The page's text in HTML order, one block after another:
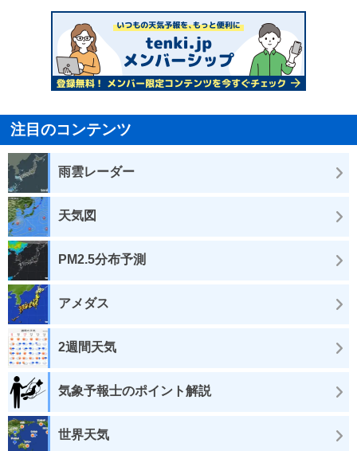
注目のコンテンツ
雨雲レーダー
天気図
PM2.5分布予測
アメダス
2週間天気
気象予報士のポイント解説
世界天気